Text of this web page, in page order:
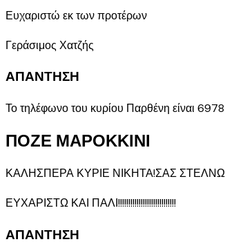
Ευχαριστώ εκ των προτέρων
Γεράσιμος Χατζής
ΑΠΑΝΤΗΣΗ
Το τηλέφωνο του κυρίου Παρθένη είναι
ΠΟΖΕ ΜΑΡΟΚΚΙΝΙ
ΚΑΛΗΣΠΕΡΑ ΚΥΡΙΕ ΝΙΚΗΤΑ!ΣΑΣ
ΕΥΧΑΡΙΣΤΩ ΚΑΙ ΠΑΛΙ!!!!!!!!!!!!!!!!!!!!!!!!!!!!
ΑΠΑΝΤΗΣΗ